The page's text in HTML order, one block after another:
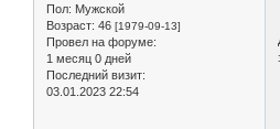
Пол: Мужской
Возраст: 46 [1979-09-13]
Провел на форуме:
1 месяц 0 дней
Последний визит:
03.01.2023 22:54